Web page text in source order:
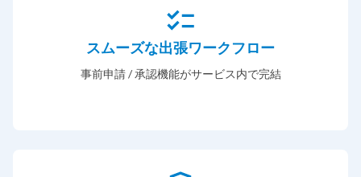
スムーズな出張ワークフロー
事前申請 / 承認機能がサービス内で完結